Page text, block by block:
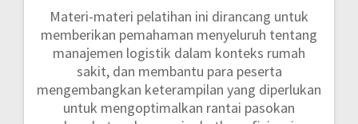
Materi-materi pelatihan ini dirancang untuk
memberikan pemahaman menyeluruh tentang
manajemen logistik dalam konteks rumah
sakit, dan membantu para peserta
mengembangkan keterampilan yang diperlukan
untuk mengoptimalkan rantai pasokan